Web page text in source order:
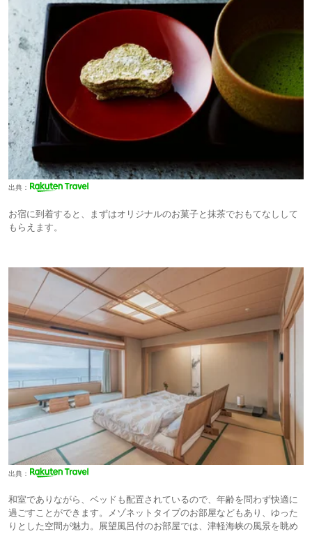
出典：
お宿に到着すると、まずはオリジナルのお菓子と抹茶でおもてなしして
もらえます。
出典：
和室でありながら、ベッドも配置されているので、年齢を問わず快適に
過ごすことができます。メゾネットタイプのお部屋などもあり、ゆった
りとした空間が魅力。展望風呂付のお部屋では、津軽海峡の風景を眺め